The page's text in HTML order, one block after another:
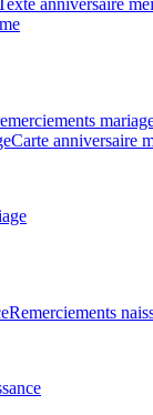
anniversaire
Carte anniversaire
Remerciements